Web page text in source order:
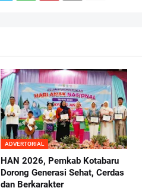
ADVERTORIAL
HAN 2026, Pemkab Kotabaru
Dorong Generasi Sehat, Cerdas
dan Berkarakter